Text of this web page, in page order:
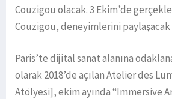
Couzigou olacak. 3 Ekim’de
Couzigou, deneyimlerini paylaşacak
Paris’te dijital sanat alanına
olarak 2018’de açılan Atelier des
Atölyesi], ekim ayında “Immersive